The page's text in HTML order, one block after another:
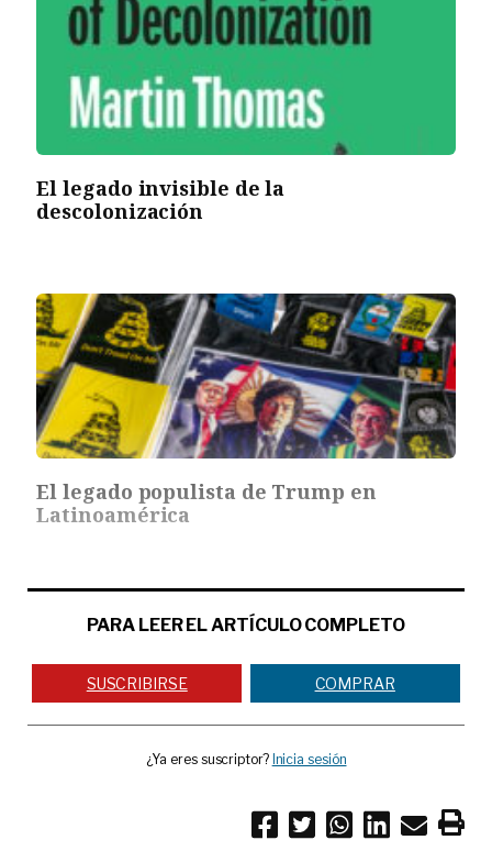
El legado invisible de la
descolonización
El legado populista de Trump en
Latinoamérica
PARA LEER EL ARTÍCULO COMPLETO
SUSCRIBIRSE COMPRAR
¿Ya eres suscriptor? Inicia sesión